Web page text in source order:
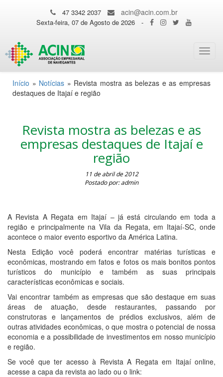
47 3342 2037 acin@acin.com.br
Sexta-feira, 07 de Agosto de 2026 -
Início » Notícias » Revista mostra as belezas e as empresas
destaques de Itajaí e região
Revista mostra as belezas e as
empresas destaques de Itajaí e
região
11 de abril de 2012
Postado por: admin
A Revista A Regata em Itajaí – já está circulando em toda a
região e principalmente na Vila da Regata, em Itajaí-SC, onde
acontece o maior evento esportivo da América Latina.
Nesta Edição você poderá encontrar matérias turísticas e
econômicas, mostrando em fatos e fotos os mais bonitos pontos
turísticos do município e também as suas principais
características econômicas e sociais.
Vai encontrar também as empresas que são destaque em suas
áreas de atuação, desde restaurantes, passando por
construtoras e lançamentos de prédios exclusivos, além de
outras atividades econômicas, o que mostra o potencial de nossa
economia e a possibilidade de investimentos em nosso município
e região.
Se você que ter acesso à Revista A Regata em Itajaí online,
acesse a capa da revista ao lado ou o link: